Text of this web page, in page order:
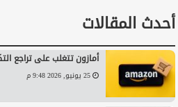
أحدث المقالات
أمازون تتغلب على تراجع
25 يونيو, 2026 9:48 م